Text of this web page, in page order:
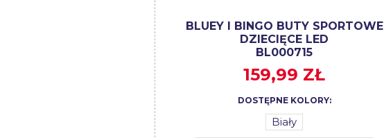
BLUEY I BINGO BUTY SPORTOWE
DZIECIĘCE LED
BL000715
159,99 ZŁ
DOSTĘPNE KOLORY:
Biały